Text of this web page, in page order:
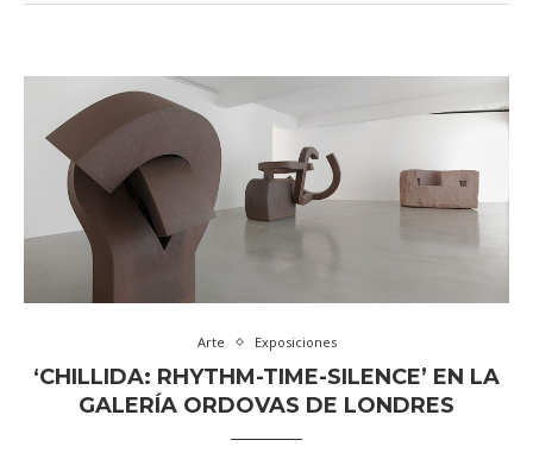
Arte Exposiciones
‘CHILLIDA: RHYTHM-TIME-SILENCE’ EN LA
GALERÍA ORDOVAS DE LONDRES